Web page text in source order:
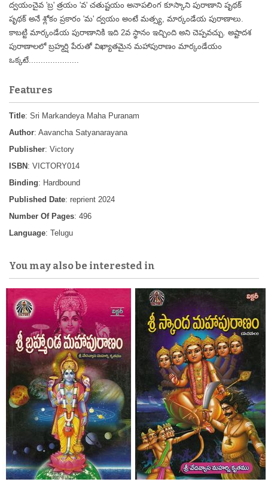
ద్వయంచైవ 'బ్ర' త్రయం 'వ' చతుష్టయం అనాపలింగ కూస్కాని పురాణాని పృథక్
పృథక్ అనే శ్లోకం ప్రకారం 'మ' ద్వయం అంటే మత్స్య, మార్కండేయ పురాణాలు.
కాబట్టి మార్కండేయ పురాణానికి ఇది 2వ స్థానం ఇచ్చింది అని చెప్పవచ్చు. అష్టాదశ
పురాణాలలో బ్రహ్మర్షి పేరుతో విఖ్యాతమైన మహాపురాణం మార్కండేయం
ఒక్కటే.....................
Features
Title: Sri Markandeya Maha Puranam
Author: Aavancha Satyanarayana
Publisher: Victory
ISBN : VICTORY014
Binding: Hardbound
Published Date: reprient 2024
Number Of Pages: 496
Language: Telugu
You may also be interested in